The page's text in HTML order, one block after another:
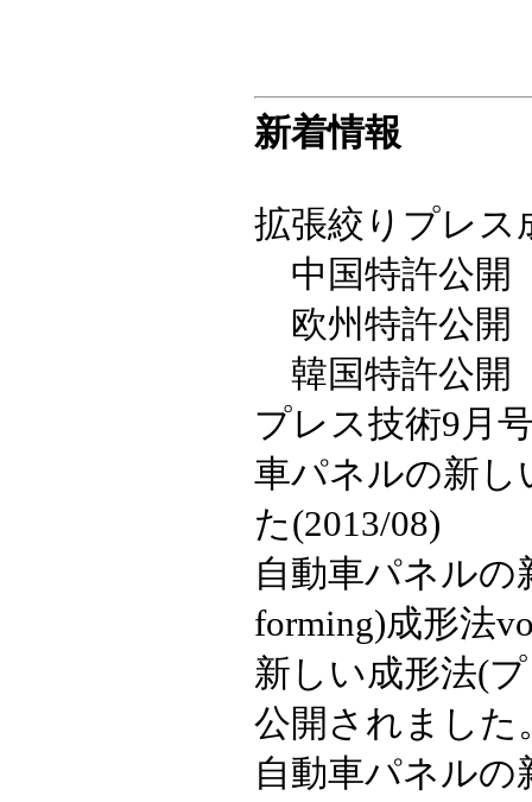
新着情報
拡張絞りプレス
中国特許公開
欧州特許公開
韓国特許公開
プレス技術9月
車パネルの新し
た(2013/08)
自動車パネルの
forming)成形法
新しい成形法(
公開されました
自動車パネルの